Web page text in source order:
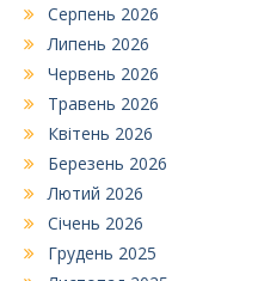
Серпень 2026
Липень 2026
Червень 2026
Травень 2026
Квітень 2026
Березень 2026
Лютий 2026
Січень 2026
Грудень 2025